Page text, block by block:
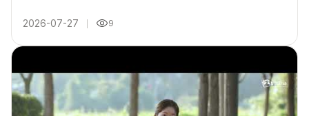
2026-07-27 9